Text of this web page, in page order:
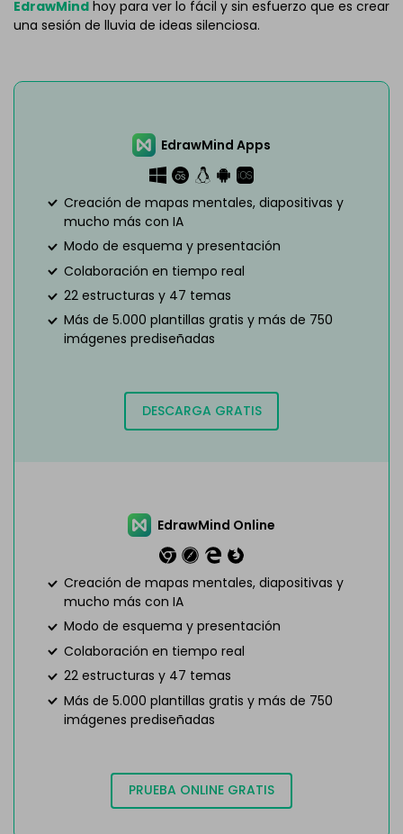
EdrawMind hoy para ver lo fácil y sin esfuerzo que es crear
una sesión de lluvia de ideas silenciosa.
EdrawMind Apps
Creación de mapas mentales, diapositivas y
mucho más con IA
Modo de esquema y presentación
Colaboración en tiempo real
22 estructuras y 47 temas
Más de 5.000 plantillas gratis y más de 750
imágenes prediseñadas
DESCARGA GRATIS
EdrawMind Online
Creación de mapas mentales, diapositivas y
mucho más con IA
Modo de esquema y presentación
Colaboración en tiempo real
22 estructuras y 47 temas
Más de 5.000 plantillas gratis y más de 750
imágenes prediseñadas
PRUEBA ONLINE GRATIS